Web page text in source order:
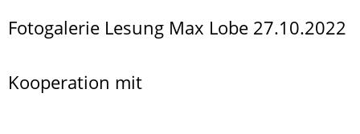
Fotogalerie Lesung Max Lobe 27.10.2022
Kooperation mit